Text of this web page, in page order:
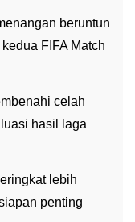
beruntun
FIFA Match
celah
hasil laga
lebih
penting